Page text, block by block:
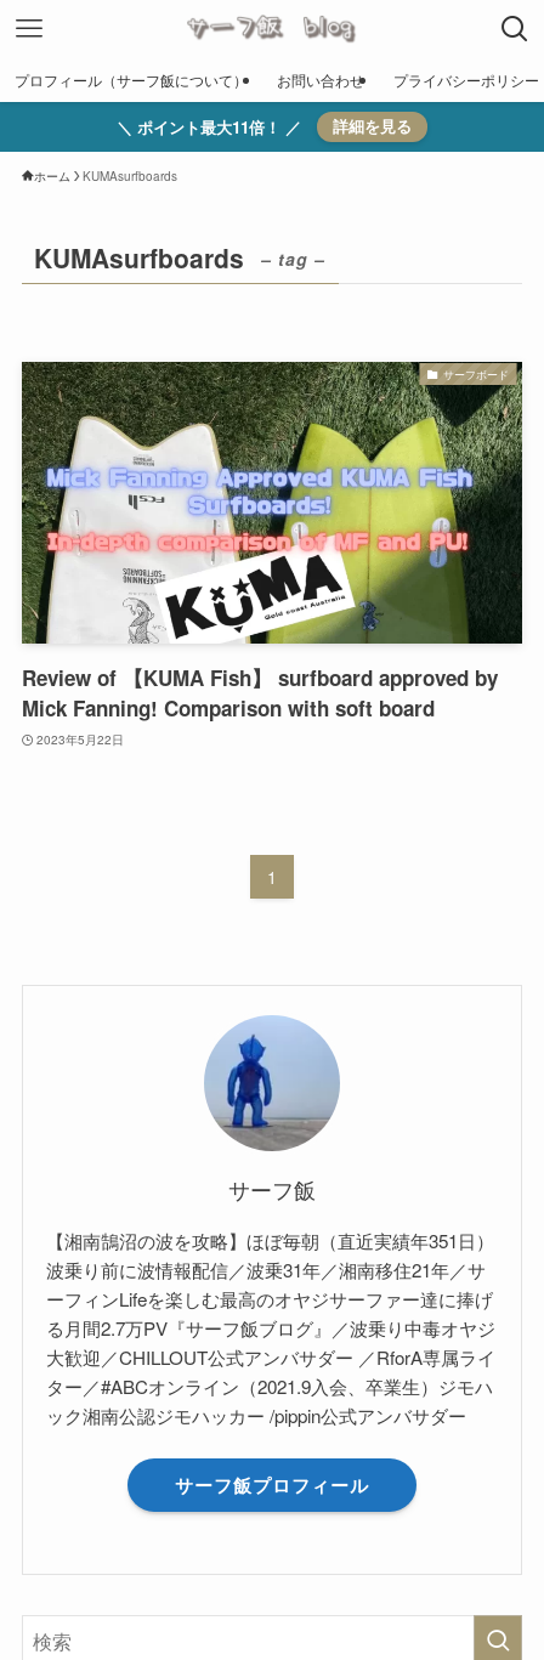
プロフィール（サーフ飯について） お問い合わせ プライバシーポリシー
＼ ポイント最大11倍！ ／ 詳細を見る
ホーム KUMAsurfboards
KUMAsurfboards – tag –
サーフボード
Review of 【KUMA Fish】 surfboard approved by
Mick Fanning! Comparison with soft board
2023年5月22日
1
サーフ飯
【湘南鵠沼の波を攻略】ほぼ毎朝（直近実績年351日）
波乗り前に波情報配信／波乗31年／湘南移住21年／サ
ーフィンLifeを楽しむ最高のオヤジサーファー達に捧げ
る月間2.7万PV『サーフ飯ブログ』／波乗り中毒オヤジ
大歓迎／CHILLOUT公式アンバサダー ／RforA専属ライ
ター／#ABCオンライン（2021.9入会、卒業生）ジモハ
ック湘南公認ジモハッカー /pippin公式アンバサダー
サーフ飯プロフィール